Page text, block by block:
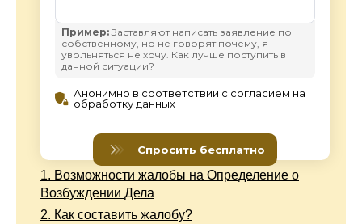
1. Возможности жалобы на Определение о
Возбуждении Дела
2. Как составить жалобу?